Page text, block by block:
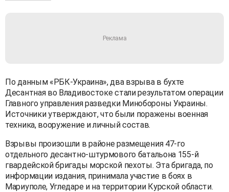
По данным «РБК-Украина», два взрыва в бухте
Десантная во Владивостоке стали результатом операции
Главного управления разведки Минобороны Украины.
Источники утверждают, что были поражены военная
техника, вооружение и личный состав.
Взрывы произошли в районе размещения 47-го
отдельного десантно-штурмового батальона 155-й
гвардейской бригады морской пехоты. Эта бригада, по
информации издания, принимала участие в боях в
Мариуполе, Угледаре и на территории Курской области.